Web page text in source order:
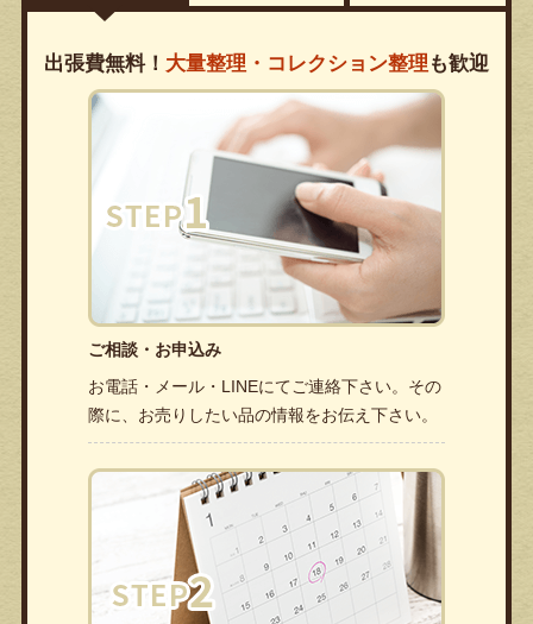
出張費無料！ 大量整理・コレクション整理 も歓迎
ご相談・お申込み
お電話・メール・LINEにてご連絡下さい。その
際に、お売りしたい品の情報をお伝え下さい。